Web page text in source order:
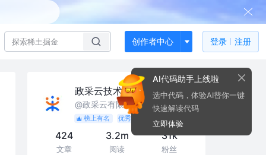
创作者中心 登录 注册
政采云技术
@政采云有限公司@政采云技术
榜上有名 优秀作者
424
文章
3.2m
阅读
31k
粉丝
AI代码助手上线啦
选中代码，体验AI替你一键
快速解读代码
立即体验